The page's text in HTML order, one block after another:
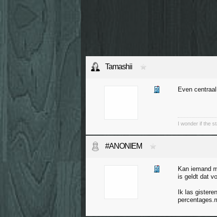
Tamashii
Even
I wonder if the
#ANONIEM
Kan iemand
is geldt dat
Ik las